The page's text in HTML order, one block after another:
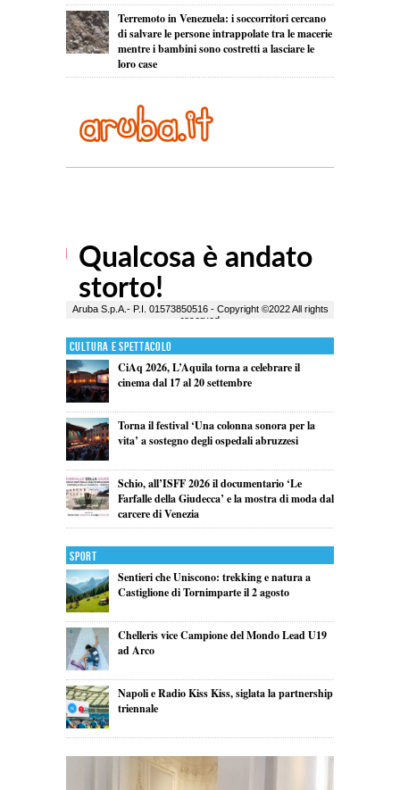
Terremoto in Venezuela: i soccorritori cercano
di salvare le persone intrappolate tra le macerie
mentre i bambini sono costretti a lasciare le
loro case
Cultura e Spettacolo
CiAq 2026, L’Aquila torna a celebrare il
cinema dal 17 al 20 settembre
Torna il festival ‘Una colonna sonora per la
vita’ a sostegno degli ospedali abruzzesi
Schio, all’ISFF 2026 il documentario ‘Le
Farfalle della Giudecca’ e la mostra di moda dal
carcere di Venezia
Sport
Sentieri che Uniscono: trekking e natura a
Castiglione di Tornimparte il 2 agosto
Chelleris vice Campione del Mondo Lead U19
ad Arco
Napoli e Radio Kiss Kiss, siglata la partnership
triennale